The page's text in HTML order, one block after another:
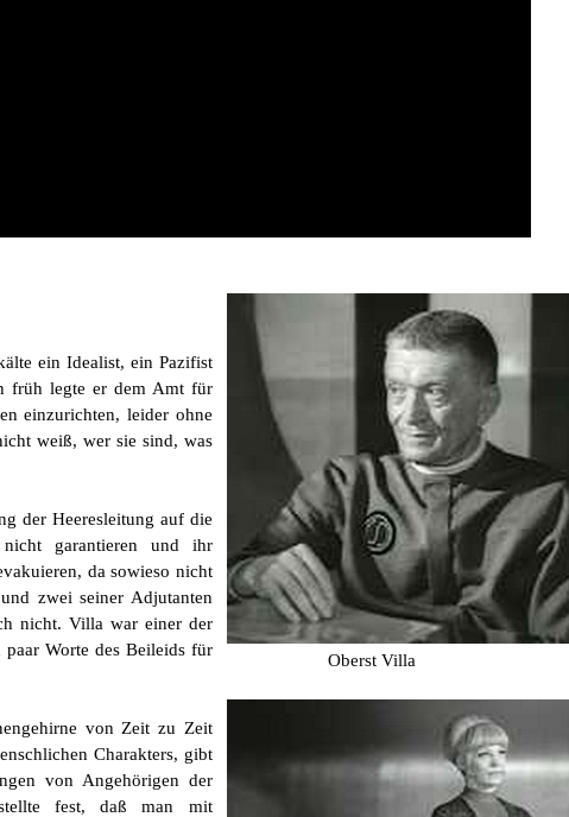
ein Idealist, ein Pazifist
früh legte er dem Amt für
einzurichten, leider ohne
weiß, wer sie sind, was
der Heeresleitung auf die
nicht garantieren und ihr
da sowieso nicht
zwei seiner Adjutanten
nicht. Villa war einer der
Worte des Beileids für
von Zeit zu Zeit
Charakters, gibt
von Angehörigen der
fest, daß man mit
Oberst Villa